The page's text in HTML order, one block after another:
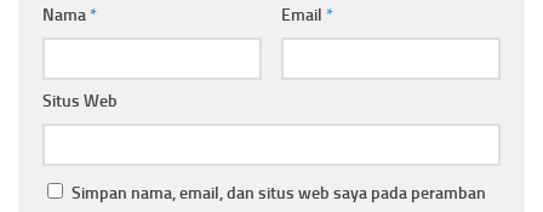
Nama* Email *
Situs Web
Simpan nama, email, dan situs web saya pada peramban